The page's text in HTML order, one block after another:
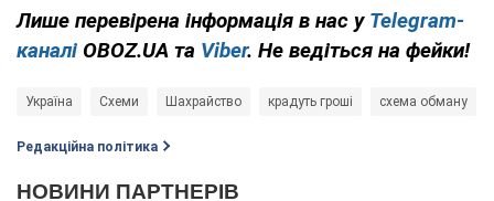
Лише перевірена інформація в нас у Telegram-
каналі OBOZ.UA та Viber. Не ведіться на фейки!
Україна Схеми Шахрайство крадуть гроші схема обману
Редакційна політика